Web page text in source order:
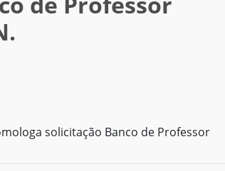
solicitação Banco de Professor